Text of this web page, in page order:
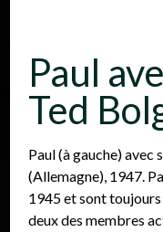
Personnes
Paul
Ted
Paul (à gauche) avec
(Allemagne), 1947.
1945 et sont
deux des membres